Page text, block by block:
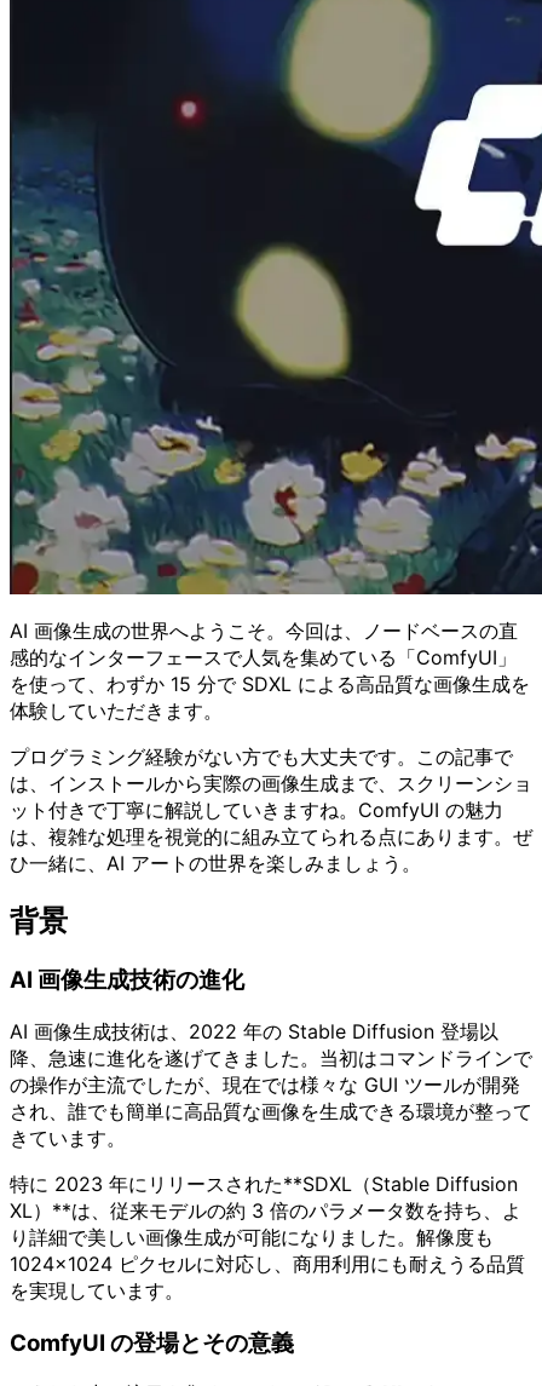
AI 画像生成の世界へようこそ。今回は、ノードベースの直
感的なインターフェースで人気を集めている「ComfyUI」
を使って、わずか 15 分で SDXL による高品質な画像生成を
体験していただきます。
プログラミング経験がない方でも大丈夫です。この記事で
は、インストールから実際の画像生成まで、スクリーンショ
ット付きで丁寧に解説していきますね。ComfyUI の魅力
は、複雑な処理を視覚的に組み立てられる点にあります。ぜ
ひ一緒に、AI アートの世界を楽しみましょう。
背景
AI 画像生成技術の進化
AI 画像生成技術は、2022 年の Stable Diffusion 登場以
降、急速に進化を遂げてきました。当初はコマンドラインで
の操作が主流でしたが、現在では様々な GUI ツールが開発
され、誰でも簡単に高品質な画像を生成できる環境が整って
きています。
特に 2023 年にリリースされた**SDXL（Stable Diffusion
XL）**は、従来モデルの約 3 倍のパラメータ数を持ち、よ
り詳細で美しい画像生成が可能になりました。解像度も
1024×1024 ピクセルに対応し、商用利用にも耐えうる品質
を実現しています。
ComfyUI の登場とその意義